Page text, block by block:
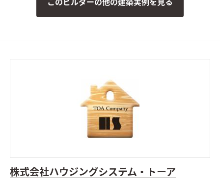
このビルダーの他の建築実例を見る
株式会社ハウジングシステム・トーア